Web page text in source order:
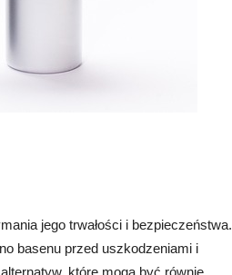
jego trwałości i bezpieczeństwa.
basenu przed uszkodzeniami i
które mogą być równie